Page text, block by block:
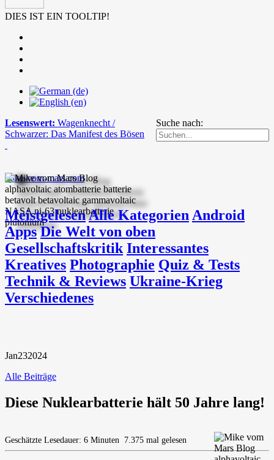
DIES IST EIN TOOLTIP!
Suche nach:
Lesenswert: Wagenknecht /
Schwarzer: Das Manifest des Bösen
mike-vom-mars.com
MeistgelesenAlle Kategorien Android
Apps Die Welt von oben
Gesellschaftskritik Interessantes
Kreatives Photographie Quiz & Tests
Technik & Reviews Ukraine-Krieg
Verschiedenes
Jan232024
Alle Beiträge
Diese Nuklearbatterie hält 50 Jahre lang!
Geschätzte Lesedauer: 6 Minuten 7.375 mal gelesen